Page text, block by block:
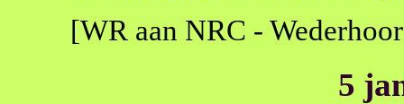
[WR aan NRC -
5